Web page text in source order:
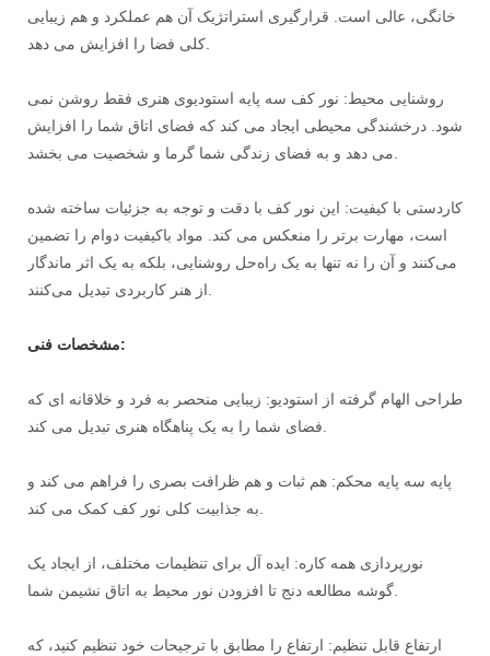
خانگی، عالی است. قرارگیری استراتژیک آن هم عملکرد و هم زیبایی
کلی فضا را افزایش می دهد.
روشنایی محیط: نور کف سه پایه استودیوی هنری فقط روشن نمی
شود. درخشندگی محیطی ایجاد می کند که فضای اتاق شما را افزایش
می دهد و به فضای زندگی شما گرما و شخصیت می بخشد.
کاردستی با کیفیت: این نور کف با دقت و توجه به جزئیات ساخته شده
است، مهارت برتر را منعکس می کند. مواد باکیفیت دوام را تضمین
می‌کنند و آن را نه تنها به یک راه‌حل روشنایی، بلکه به یک اثر ماندگار
از هنر کاربردی تبدیل می‌کنند.
مشخصات فنی:
طراحی الهام گرفته از استودیو: زیبایی منحصر به فرد و خلاقانه ای که
فضای شما را به یک پناهگاه هنری تبدیل می کند.
پایه سه پایه محکم: هم ثبات و هم ظرافت بصری را فراهم می کند و
به جذابیت کلی نور کف کمک می کند.
نورپردازی همه کاره: ایده آل برای تنظیمات مختلف، از ایجاد یک
گوشه مطالعه دنج تا افزودن نور محیط به اتاق نشیمن شما.
ارتفاع قابل تنظیم: ارتفاع را مطابق با ترجیحات خود تنظیم کنید، که